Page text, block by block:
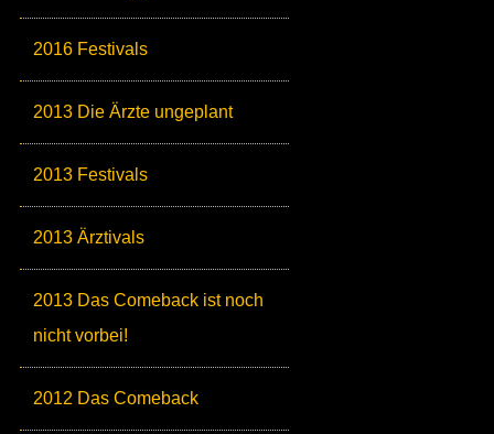
2016 Festivals
2013 Die Ärzte ungeplant
2013 Festivals
2013 Ärztivals
2013 Das Comeback ist noch
nicht vorbei!
2012 Das Comeback